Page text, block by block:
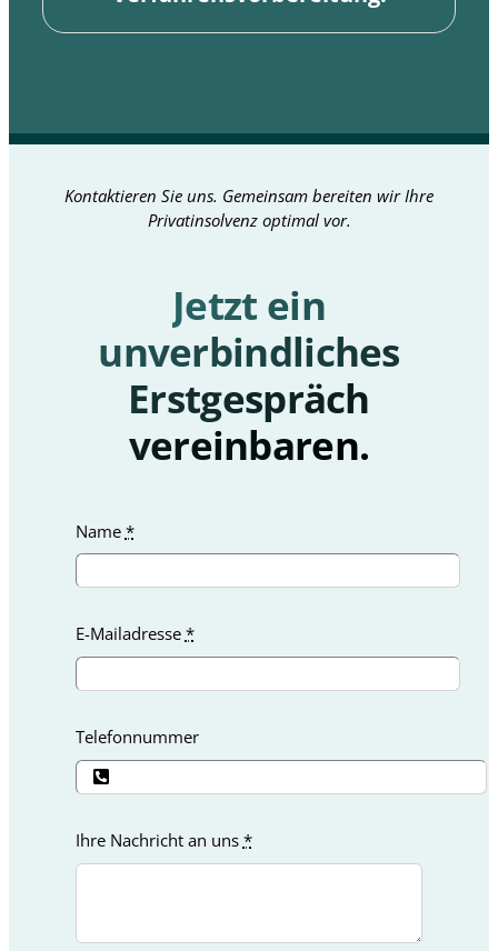
Kontaktieren Sie uns. Gemeinsam bereiten wir Ihre
Privatinsolvenz optimal vor.
Jetzt ein
unverbindliches
Erstgespräch
vereinbaren.
Name *
E-Mailadresse *
Telefonnummer
Ihre Nachricht an uns *